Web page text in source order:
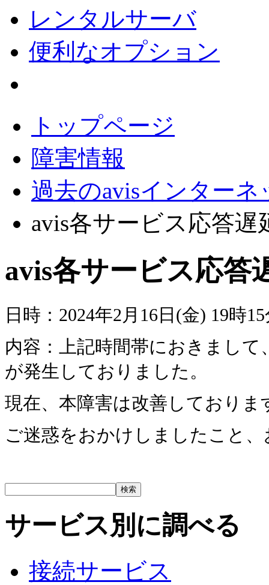
レンタルサーバ
便利なオプション
トップページ
障害情報
過去のavisインターネ
avis各サービス応答遅
avis各サービス応答
日時：2024年2月16日(金) 19時
内容：上記時間帯におきまし
が発生しておりました。
現在、本障害は改善しておりま
ご迷惑をおかけしましたこと
サービス別に調べる
接続サービス